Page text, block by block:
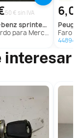
50 € sin IVA
benz sprinter (w901,w903) combi
Benz Sprinter (W901,W903) Combi
Faro
interesar